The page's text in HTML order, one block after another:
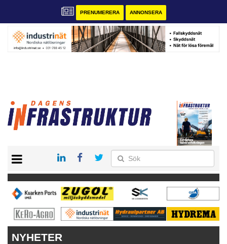
PRENUMERERA ANNONSERA
KONTAKT
VÅRA ANDRA MAGASIN
PRENUMERERA
ANNONSERA
NYHETER